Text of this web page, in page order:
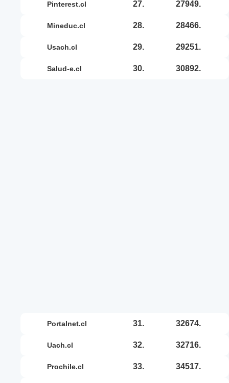
pinterest.cl 27. 27949.
mineduc.cl 28. 28466.
usach.cl 29. 29251.
salud-e.cl 30. 30892.
portalnet.cl 31. 32674.
uach.cl 32. 32716.
prochile.cl 33. 34517.